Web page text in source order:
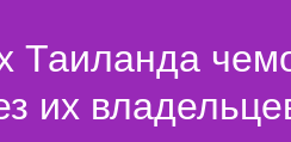
Таиланда
их